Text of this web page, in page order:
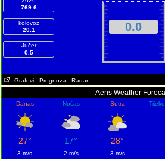
769.6
kolovoz
20.1
Jučer
0.5
0.0
Grafovi - Prognoza - Radar
Aeris Weather
Danas Noćas Sutra
27° 17° 28°
3 m/s 2 m/s 3 m/s